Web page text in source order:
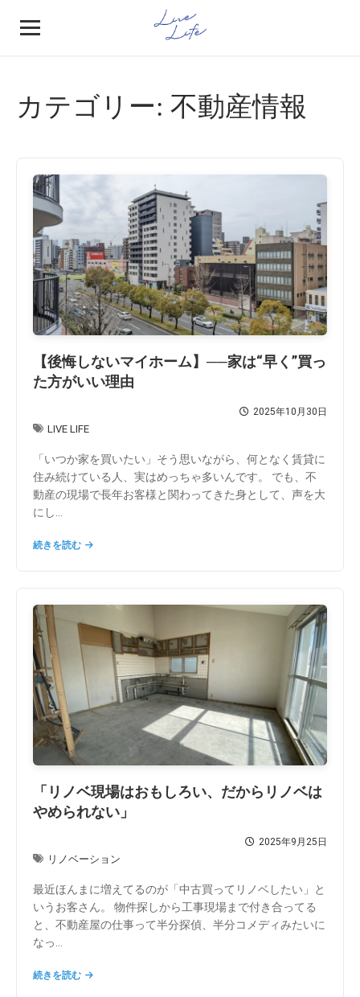
カテゴリー: 不動産情報
【後悔しないマイホーム】──家は“早く”買っ
た方がいい理由
2025年10月30日
LIVE LIFE
「いつか家を買いたい」そう思いながら、何となく賃貸に
住み続けている人、実はめっちゃ多いんです。 でも、不
動産の現場で長年お客様と関わってきた身として、声を大
にし...
続きを読む
「リノベ現場はおもしろい、だからリノベは
やめられない」
2025年9月25日
リノベーション
最近ほんまに増えてるのが「中古買ってリノベしたい」と
いうお客さん。 物件探しから工事現場まで付き合ってる
と、不動産屋の仕事って半分探偵、半分コメディみたいに
なっ...
続きを読む